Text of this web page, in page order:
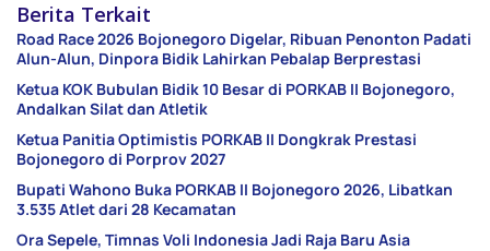
Berita Terkait
Road Race 2026 Bojonegoro Digelar, Ribuan Penonton Padati
Alun-Alun, Dinpora Bidik Lahirkan Pebalap Berprestasi
Ketua KOK Bubulan Bidik 10 Besar di PORKAB II Bojonegoro,
Andalkan Silat dan Atletik
Ketua Panitia Optimistis PORKAB II Dongkrak Prestasi
Bojonegoro di Porprov 2027
Bupati Wahono Buka PORKAB II Bojonegoro 2026, Libatkan
3.535 Atlet dari 28 Kecamatan
Ora Sepele, Timnas Voli Indonesia Jadi Raja Baru Asia